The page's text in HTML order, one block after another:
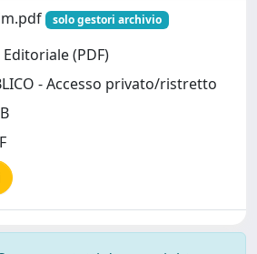
solo gestori archivio
(PDF)
- Accesso privato/ristretto